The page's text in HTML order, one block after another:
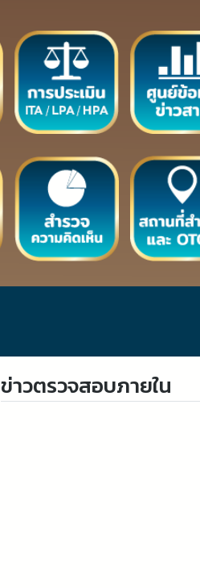
ข่าวตรวจสอบภายใน